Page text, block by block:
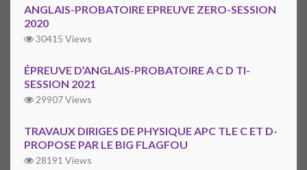
ANGLAIS-PROBATOIRE EPREUVE ZERO-SESSION
2020
30415 Views
ÉPREUVE D’ANGLAIS-PROBATOIRE A C D TI-
SESSION 2021
29907 Views
TRAVAUX DIRIGES DE PHYSIQUE APC TLE C ET D-
PROPOSE PAR LE BIG FLAGFOU
28191 Views